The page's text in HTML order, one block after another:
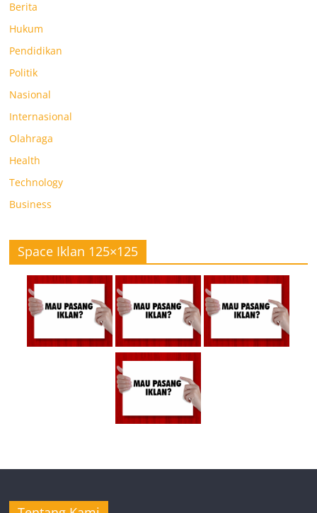
Berita
Hukum
Pendidikan
Politik
Nasional
Internasional
Olahraga
Health
Technology
Business
Space Iklan 125×125